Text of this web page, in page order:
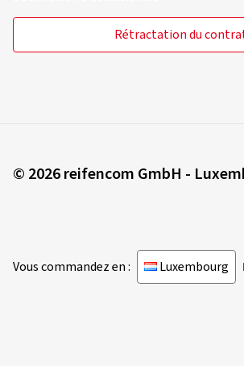
Rétractation du
© 2026 reifencom GmbH -
Vous commandez en : Luxembourg